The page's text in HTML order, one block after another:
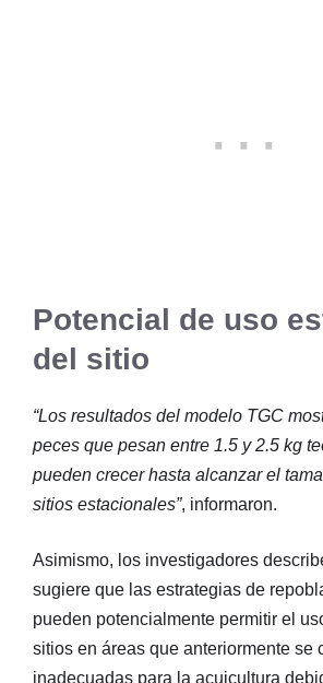
Potencial de uso
del sitio
“Los resultados del modelo TGC
peces que pesan entre 1.5 y 2.5 kg
pueden crecer hasta alcanzar el
sitios estacionales”, informaron.
Asimismo, los investigadores
sugiere que las estrategias de
pueden potencialmente permitir el
sitios en áreas que anteriormente se
inadecuadas para la acuicultura